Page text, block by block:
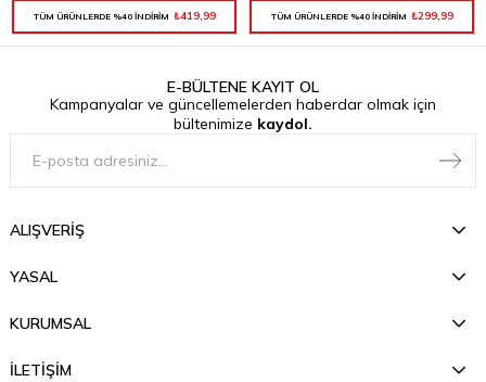
TÜM ÜRÜNLERDE %40 İNDİRİM ₺419,99 TÜM ÜRÜNLERDE %40 İNDİRİM ₺299,99
E-BÜLTENE KAYIT OL
Kampanyalar ve güncellemelerden haberdar olmak için
bültenimize kaydol.
ALIŞVERİŞ
YASAL
KURUMSAL
İLETİŞİM